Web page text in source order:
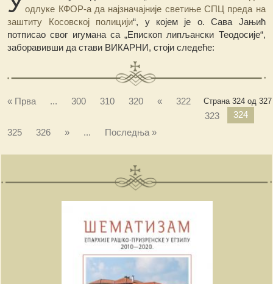
одлуке КФОР-а да најзначајније светиње СПЦ преда на
заштиту Косовској полицији“, у којем је о. Сава Јањић
потписао свог игумана са „Епископ липљански Теодосије“,
заборавивши да стави ВИКАРНИ, стоји следеће:
Страна 324 од 327
« Прва ... 300 310 320 «
322
323
324
325
326 » ... Последња »